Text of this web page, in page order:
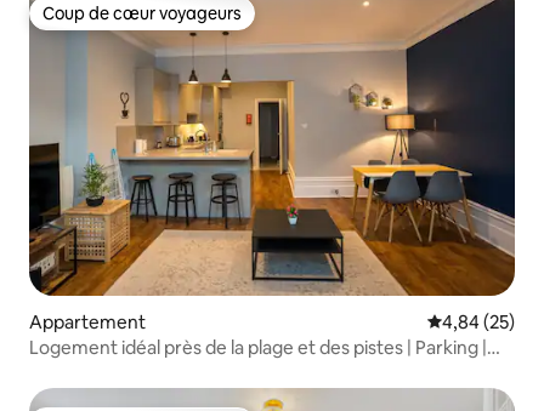
Coup de cœur voyageurs
Coup de cœur voyageurs
Appartement Évaluation
4,84 (25)
Logement idéal près de la plage et des pistes | Parking |